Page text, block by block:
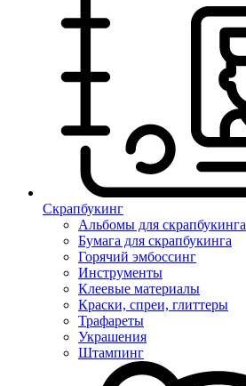
Скрапбукинг
Альбомы для скрапбукинга
Бумага для скрапбукинга
Горячий эмбоссинг
Инструменты
Клеевые материалы
Краски, спреи, глиттеры
Трафареты
Украшения
Штампинг